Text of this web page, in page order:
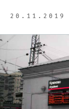
20.11.2019